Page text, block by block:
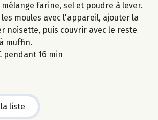
mélange farine, sel et poudre à lever.
les moules avec l'appareil, ajouter la
noisette, puis couvrir avec le reste
muffin.
pendant 16 min
liste